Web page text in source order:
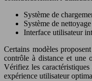
Système de
Système de
Interface utilisateur
Certains modèles
contrôle à distance et une
Vérifiez les
expérience utilisateur